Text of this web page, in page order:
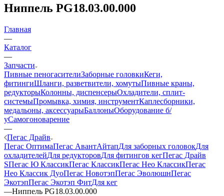
Ниппель PG18.03.00.000
Главная
—
Каталог
—
Запчасти
Пивные пеногасителиЗаборные головкиКеги,
фитингиШланги, разветвители, хомутыПивные краны,
редукторыКолонны, диспенсерыОхладители, сплит-
системыПромывка, химия, инструментКаплесборники,
медальоны, аксессуарыБаллоныОборудование б/
уСамогоноварение
—
Пегас Драйв
Пегас ОптимаПегас АвантАйтапДля заборных головокДля
охладителейДля редукторовДля фитингов кегПегас Драйв
SПегас Ю КлассикПегас КлассикПегас Нео КлассикПегас
Нео Классик ДуоПегас НовотэпПегас ЭволюшнПегас
ЭкотэпПегас Экотэп ФитДля кег
—Ниппель PG18.03.00.000